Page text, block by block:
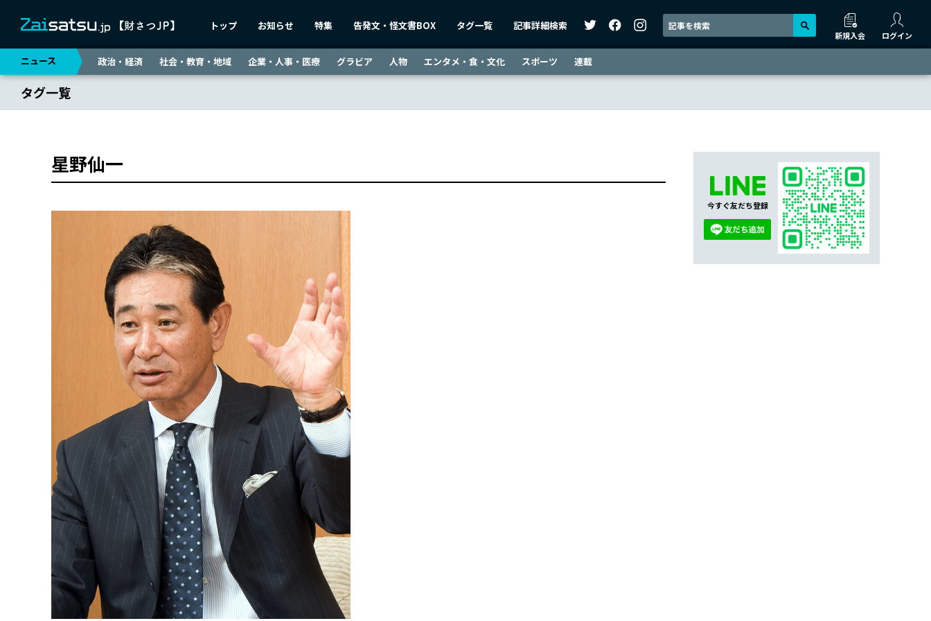
トップ お知らせ 特集 告発文・怪文書BOX タグ一覧 記事詳細検索
新規入会 ログイン
ニュース 政治・経済 社会・教育・地域 企業・人事・医療 グラビア 人物 エンタメ・食・文化 スポーツ 連載
タグ一覧
星野仙一
今すぐ友だち登録